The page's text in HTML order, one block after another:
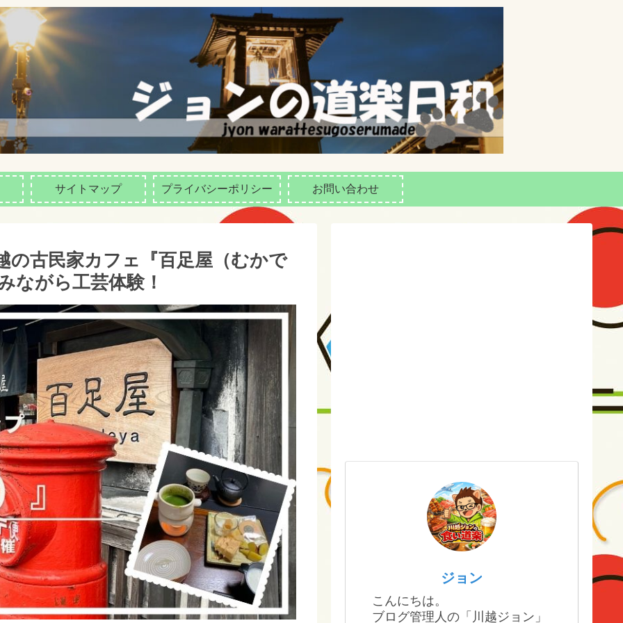
サイトマップ プライバシーポリシー お問い合わせ
の古民家カフェ『百足屋（むかで
ながら工芸体験！
ジョン
こんにちは。
ブログ管理人の「川越ジョン」